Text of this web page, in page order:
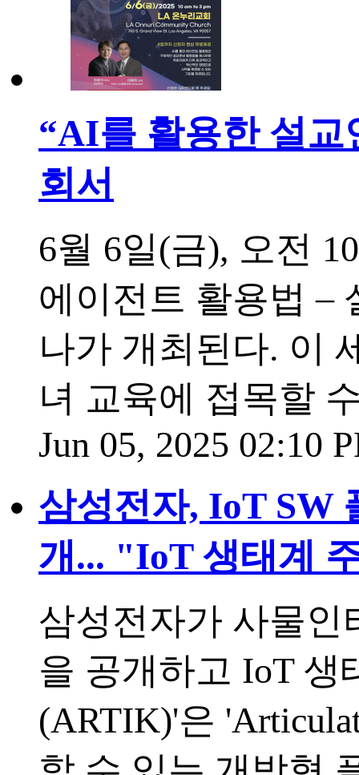
“AI를 활용한 설
회서
6월 6일(금), 오전
에이전트 활용법 –
나가 개최된다. 이
녀 교육에 접목할
Jun 05, 2025 02:10
삼성전자, IoT SW
개... "IoT 생태계
삼성전자가 사물인
을 공개하고 IoT 생
(ARTIK)'은